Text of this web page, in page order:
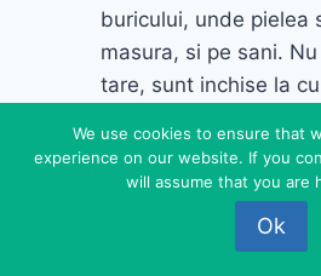
buricului, unde pielea
masura, si pe sani.
tare, sunt inchise la
vor ramane,
pielea dupa ce faci
te ustura, cam asta a
aparitiei vergeturilor la
We use cookies to ensure that
experience on our website. If you
will assume that you are
Ok